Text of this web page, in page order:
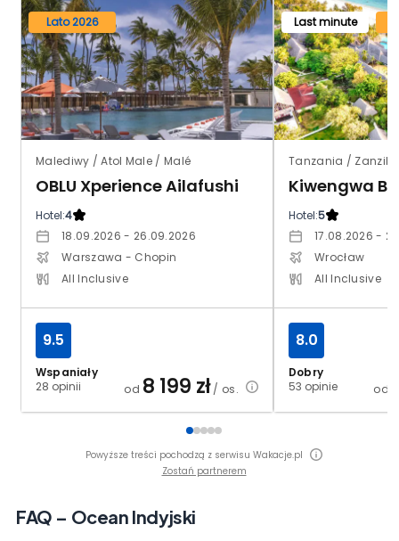
Lato 2026
Malediwy / Atol Male / Malé
OBLU Xperience Ailafushi
Hotel:4
18.09.2026 - 26.09.2026
Warszawa - Chopin
All Inclusive
Wspaniały
28 opinii
9.5
od 8 199 zł/ os.
Last minute
Tanzania /
Kiwengwa
Hotel:5
17.08.2026 -
Wrocław
All Inclusive
Dobry
53 opinie
8.0
od
Powyższe treści pochodzą z serwisu Wakacje.pl
Zostań partnerem
FAQ – Ocean Indyjski